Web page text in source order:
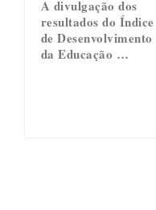
A divulgação dos
resultados do Índice
de Desenvolvimento
da Educação …